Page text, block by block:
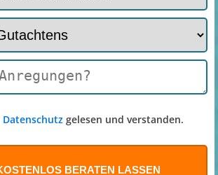
Datenschutz gelesen und verstanden.